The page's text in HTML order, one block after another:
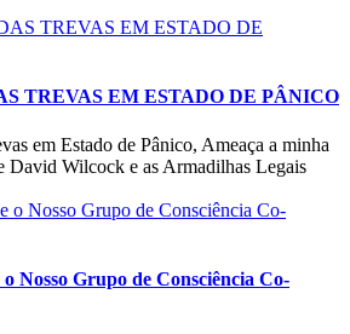
TREVAS EM ESTADO DE PÂNICO
em Estado de Pânico, Ameaça a minha
David Wilcock e as Armadilhas Legais
Nosso Grupo de Consciência Co-